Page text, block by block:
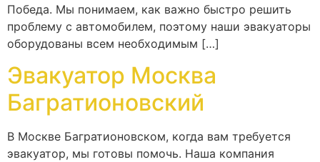
Победа. Мы понимаем, как важно быстро решить
проблему с автомобилем, поэтому наши эвакуаторы
оборудованы всем необходимым […]
Эвакуатор Москва
Багратионовский
В Москве Багратионовском, когда вам требуется
эвакуатор, мы готовы помочь. Наша компания